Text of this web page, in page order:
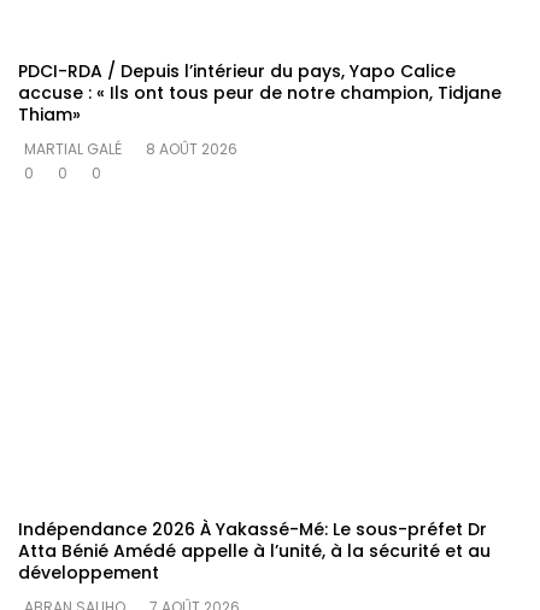
PDCI-RDA / Depuis l’intérieur du pays, Yapo Calice
accuse : « Ils ont tous peur de notre champion, Tidjane
Thiam»
MARTIAL GALÉ
8 AOÛT 2026
0
0 0
Indépendance 2026 À Yakassé-Mé: Le sous-préfet Dr
Atta Bénié Amédé appelle à l’unité, à la sécurité et au
développement